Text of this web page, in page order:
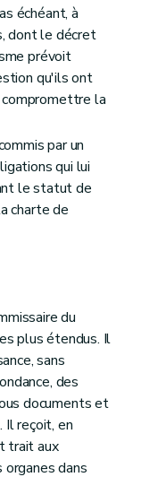
échéant, à
dont le décret
prévoit
qu'ils ont
la
par un
qui lui
le statut de
charte de
du
plus étendus. Il
sans
des
documents et
reçoit, en
trait aux
dans